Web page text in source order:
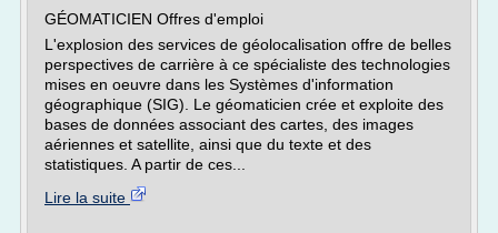
GÉOMATICIEN Offres d'emploi
L'explosion des services de géolocalisation offre de belles
perspectives de carrière à ce spécialiste des technologies
mises en oeuvre dans les Systèmes d'information
géographique (SIG). Le géomaticien crée et exploite des
bases de données associant des cartes, des images
aériennes et satellite, ainsi que du texte et des
statistiques. A partir de ces...
Lire la suite